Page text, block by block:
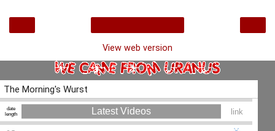
View web version